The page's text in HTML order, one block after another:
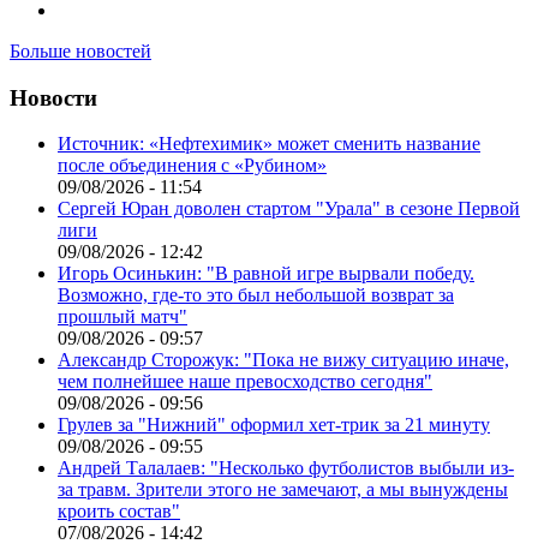
Больше новостей
Новости
Источник: «Нефтехимик» может сменить название
после объединения с «Рубином»
09/08/2026 - 11:54
Сергей Юран доволен стартом "Урала" в сезоне Первой
лиги
09/08/2026 - 12:42
Игорь Осинькин: "В равной игре вырвали победу.
Возможно, где-то это был небольшой возврат за
прошлый матч"
09/08/2026 - 09:57
Александр Сторожук: "Пока не вижу ситуацию иначе,
чем полнейшее наше превосходство сегодня"
09/08/2026 - 09:56
Грулев за "Нижний" оформил хет-трик за 21 минуту
09/08/2026 - 09:55
Андрей Талалаев: "Несколько футболистов выбыли из-
за травм. Зрители этого не замечают, а мы вынуждены
кроить состав"
07/08/2026 - 14:42